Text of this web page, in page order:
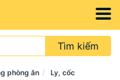
Tìm kiếm
phòng ăn Ly, cốc